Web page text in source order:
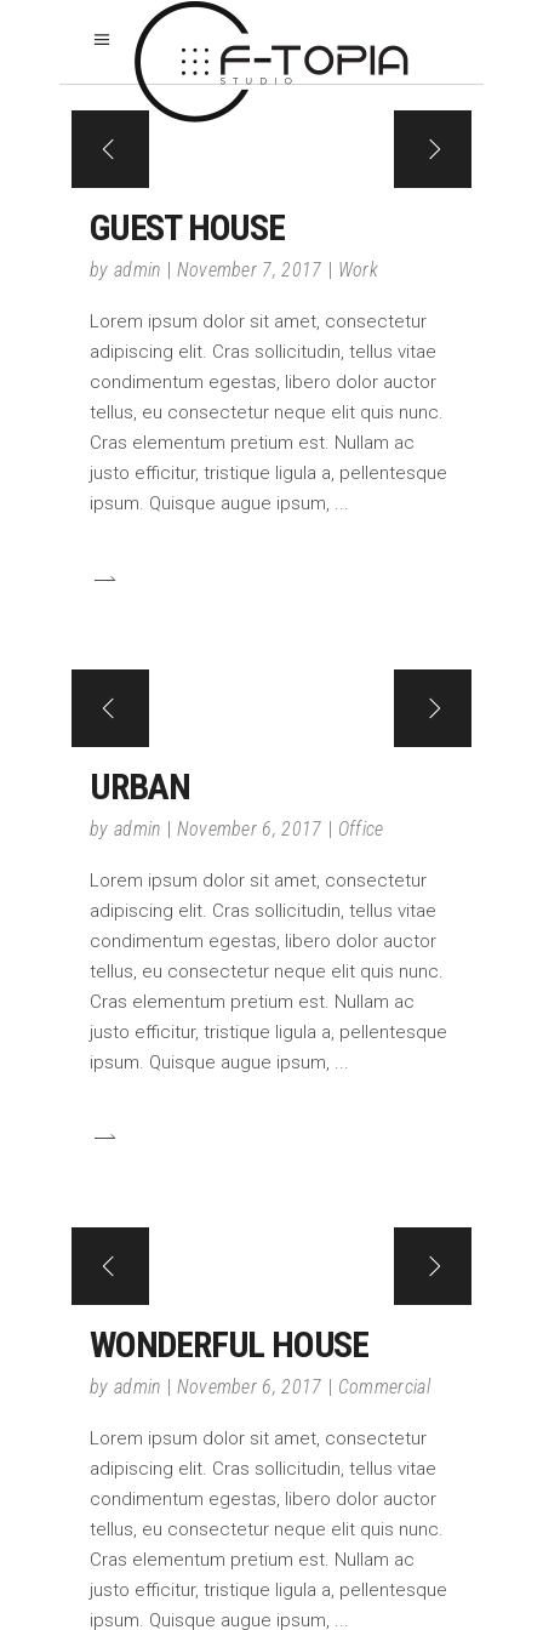
GUEST HOUSE
by admin November 7, 2017 Work
Lorem ipsum dolor sit amet, consectetur
adipiscing elit. Cras sollicitudin, tellus vitae
condimentum egestas, libero dolor auctor
tellus, eu consectetur neque elit quis nunc.
Cras elementum pretium est. Nullam ac
justo efficitur, tristique ligula a, pellentesque
ipsum. Quisque augue ipsum,
URBAN
by admin November 6, 2017 Office
Lorem ipsum dolor sit amet, consectetur
adipiscing elit. Cras sollicitudin, tellus vitae
condimentum egestas, libero dolor auctor
tellus, eu consectetur neque elit quis nunc.
Cras elementum pretium est. Nullam ac
justo efficitur, tristique ligula a, pellentesque
ipsum. Quisque augue ipsum,
WONDERFUL HOUSE
by admin November 6, 2017 Commercial
Lorem ipsum dolor sit amet, consectetur
adipiscing elit. Cras sollicitudin, tellus vitae
condimentum egestas, libero dolor auctor
tellus, eu consectetur neque elit quis nunc.
Cras elementum pretium est. Nullam ac
justo efficitur, tristique ligula a, pellentesque
ipsum. Quisque augue ipsum,